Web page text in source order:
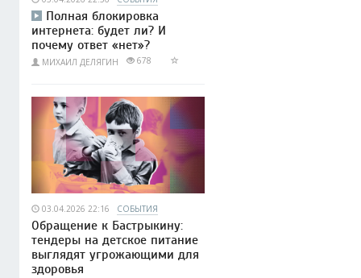
Полная блокировка
интернета: будет ли? И
почему ответ «нет»?
МИХАИЛ ДЕЛЯГИН 678
03.04.2026 22:16 СОБЫТИЯ
Обращение к Бастрыкину:
тендеры на детское питание
выглядят угрожающими для
здоровья